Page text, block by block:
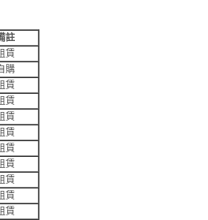
註
賃
購
賃
賃
賃
賃
賃
賃
賃
賃
賃